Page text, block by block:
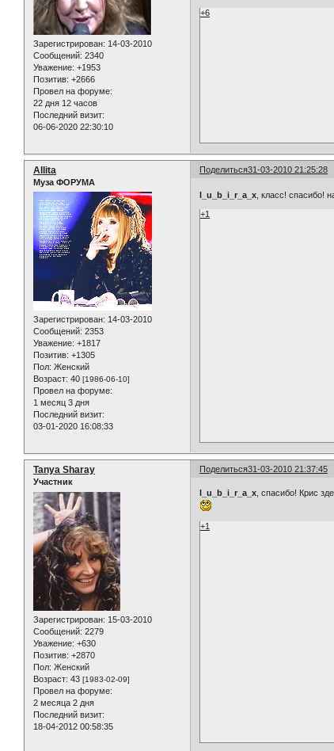
Зарегистрирован: 14-03-2010
Сообщений: 2340
Уважение: +1953
Позитив: +2666
Провел на форуме:
22 дня 12 часов
Последний визит:
06-06-2020 22:30:10
+6
Поделиться31-03-2010 21:25:28
Allita
Муза ФОРУМА
Зарегистрирован: 14-03-2010
Сообщений: 2353
Уважение: +1817
Позитив: +1305
Пол: Женский
Возраст: 40 [1986-06-10]
Провел на форуме:
1 месяц 3 дня
Последний визит:
03-01-2020 16:08:33
l_u_b_i_r_a_x , класс! спасибо!
+1
Поделиться31-03-2010 21:37:45
Tanya Sharay
Участник
Зарегистрирован: 15-03-2010
Сообщений: 2279
Уважение: +630
Позитив: +2870
Пол: Женский
Возраст: 43 [1983-02-09]
Провел на форуме:
2 месяца 2 дня
Последний визит:
18-04-2012 00:58:35
l_u_b_i_r_a_x , спасибо! Крис
+1